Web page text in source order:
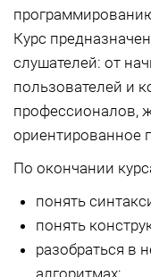
Курс
слушателей: от
пользователей и
профессионалов,
ориентированное
По окончании
понять
понять
разобраться в
алгоритмах;